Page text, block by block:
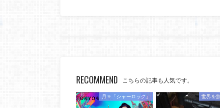
RECOMMEND こちらの記事も人気です。
月９「シャーロック」 世界を